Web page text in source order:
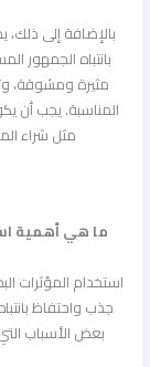
بالإضافة إلى
بانتباه
مثيرة ومشوقة،
المناسبة. يجب أن
مثل شراء
ما هي أهمية
استخدام المؤثرات
جذب واحتفاظ
بعض الأسباب